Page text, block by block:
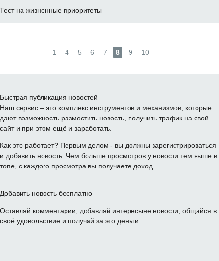
Тест на жизненные приоритеты
1 4 5 6 7 8 9 10
Быстрая публикация новостей
Наш сервис – это комплекс инструментов и механизмов, которые
дают возможность разместить новость, получить трафик на свой
сайт и при этом ещё и заработать.
Как это работает? Первым делом - вы должны зарегистрироваться
и добавить новость. Чем больше просмотров у новости тем выше в
топе, с каждого просмотра вы получаете доход.
Добавить новость бесплатно
Оставляй комментарии, добавляй интересыне новости, общайся в
своё удовольствие и получай за это деньги.